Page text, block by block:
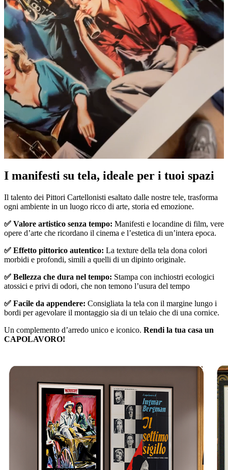
Pause
I manifesti su tela, ideale per i tuoi spazi
Il talento dei Pittori Cartellonisti esaltato dalle nostre tele, trasforma
ogni ambiente in un luogo ricco di arte, storia ed emozione.
✅ Valore artistico senza tempo: Manifesti e locandine di film, vere
opere d’arte che ricordano il cinema e l’estetica di un’intera epoca.
✅ Effetto pittorico autentico: La texture della tela dona colori
morbidi e profondi, simili a quelli di un dipinto originale.
✅ Bellezza che dura nel tempo: Stampa con inchiostri ecologici
atossici e privi di odori, che non temono l’usura del tempo
✅ Facile da appendere: Consigliata la tela con il margine lungo i
bordi per agevolare il montaggio sia di un telaio che di una cornice.
Un complemento d’arredo unico e iconico. Rendi la tua casa un
CAPOLAVORO!